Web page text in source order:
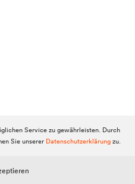
Service zu gewährleisten. Durch
Sie unserer Datenschutzerklärungzu.